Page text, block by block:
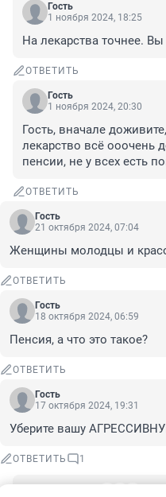
Гость
1 ноября 2024, 18:25
На лекарства точнее.
ОТВЕТИТЬ
Гость
1 ноября 2024, 20:30
Гость, вначале
лекарство всё ооочень
пенсии, не у всех есть
ОТВЕТИТЬ
Гость
21 октября 2024, 07:04
Женщины молодцы и
ОТВЕТИТЬ
Гость
18 октября 2024, 06:59
Пенсия, а что это такое?
ОТВЕТИТЬ
Гость
17 октября 2024, 19:31
Уберите вашу
ОТВЕТИТЬ 1